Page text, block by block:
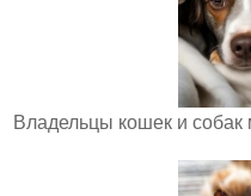
Владельцы кошек и собак